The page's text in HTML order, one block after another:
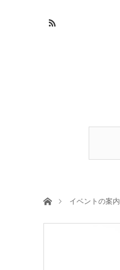
ホームイベントの案内